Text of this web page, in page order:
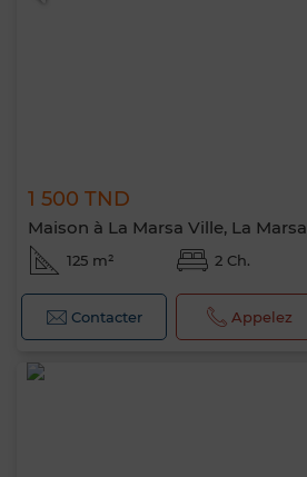
1 500 TND
Maison à La Marsa Ville, La Marsa
125 m² 2 Ch.
Contacter Appelez